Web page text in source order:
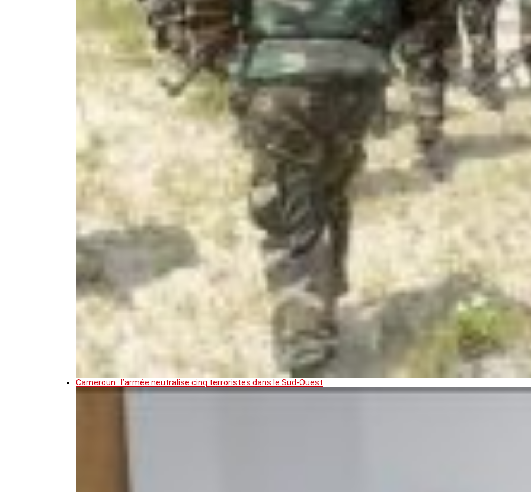
Cameroun : l’armée neutralise cinq terroristes dans le Sud-Ouest